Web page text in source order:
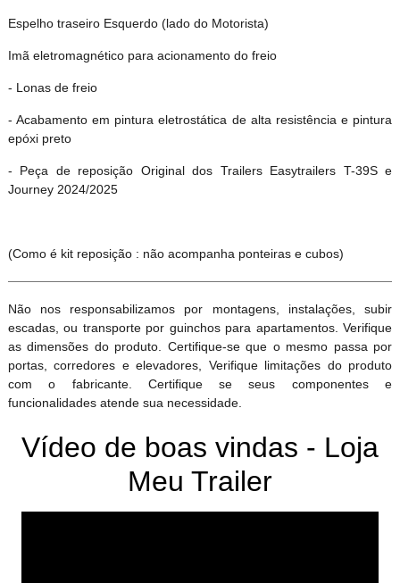
Espelho traseiro Esquerdo (lado do Motorista)
Imã eletromagnético para acionamento do freio
- Lonas de freio
- Acabamento em pintura eletrostática de alta resistência e pintura
epóxi preto
- Peça de reposição Original dos Trailers Easytrailers T-39S e
Journey 2024/2025
(Como é kit reposição : não acompanha ponteiras e cubos)
Não nos responsabilizamos por montagens, instalações, subir
escadas, ou transporte por guinchos para apartamentos. Verifique
as dimensões do produto. Certifique-se que o mesmo passa por
portas, corredores e elevadores, Verifique limitações do produto
com o fabricante. Certifique se seus componentes e
funcionalidades atende sua necessidade.
Vídeo de boas vindas - Loja
Meu Trailer